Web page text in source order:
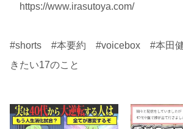
https://www.irasutoya.com/
#shorts #本要約 #voicebox #本田
きたい17のこと